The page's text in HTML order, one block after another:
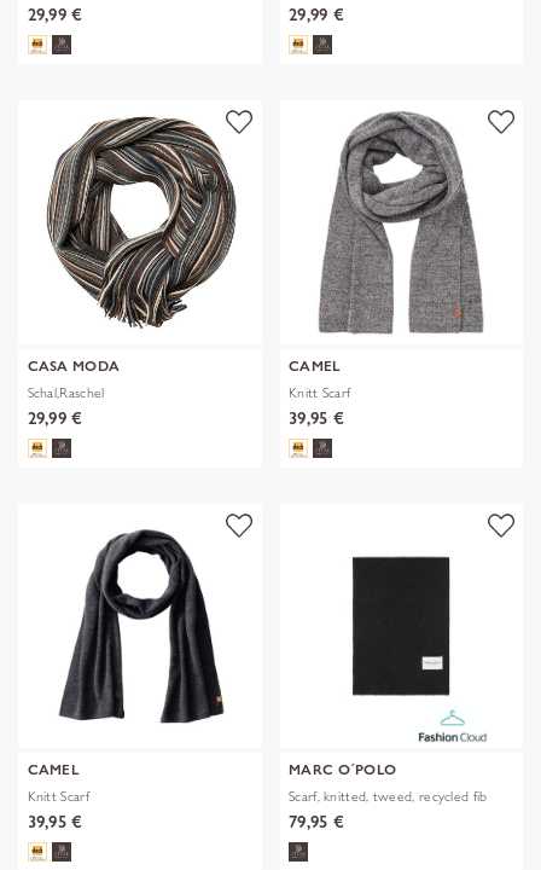
29,99 € 29,99 €
CASA MODA
Schal,Raschel
29,99 €
CAMEL
Knitt Scarf
39,95 €
CAMEL
Knitt Scarf
39,95 €
MARC O´POLO
Scarf, knitted, tweed, recycled fib
79,95 €